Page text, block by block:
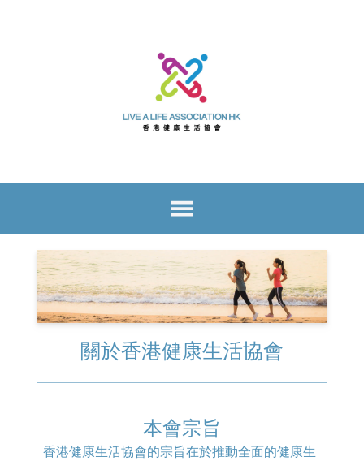
關於香港健康生活協會
本會宗旨
香港健康生活協會的宗旨在於推動全面的健康生